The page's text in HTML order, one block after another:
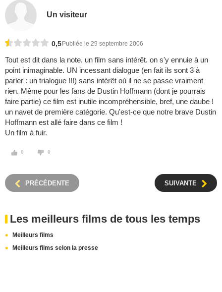
Un visiteur
0,5 Publiée le 29 septembre 2006
Tout est dit dans la note. un film sans intérêt. on s'y ennuie à un
point inimaginable. UN incessant dialogue (en fait ils sont 3 à
parler : un trialogue !!!) sans intérêt où il ne se passe vraiment
rien. Même pour les fans de Dustin Hoffmann (dont je pourrais
faire partie) ce film est inutile incompréhensible, bref, une daube !
un navet de première catégorie. Qu'est-ce que notre brave Dustin
Hoffmann est allé faire dans ce film !
Un film à fuir.
0 0
PRÉCÉDENTE SUIVANTE
Les meilleurs films de tous les temps
Meilleurs films
Meilleurs films selon la presse